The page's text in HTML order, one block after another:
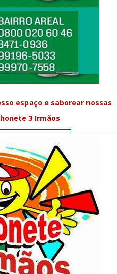
espaço e saborear nossas
3 Irmãos